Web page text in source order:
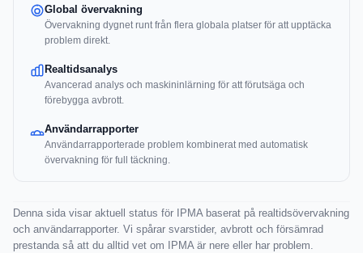
Global övervakning
Övervakning dygnet runt från flera globala platser för att upptäcka
problem direkt.
Realtidsanalys
Avancerad analys och maskininlärning för att förutsäga och
förebygga avbrott.
Användarrapporter
Användarrapporterade problem kombinerat med automatisk
övervakning för full täckning.
Denna sida visar aktuell status för IPMA baserat på realtidsövervakning
och användarrapporter. Vi spårar svarstider, avbrott och försämrad
prestanda så att du alltid vet om IPMA är nere eller har problem.